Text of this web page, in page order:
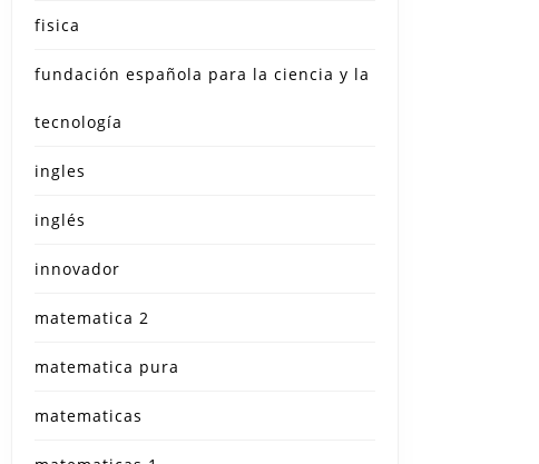
fisica
fundación española para la ciencia y la
tecnología
ingles
inglés
innovador
matematica 2
matematica pura
matematicas